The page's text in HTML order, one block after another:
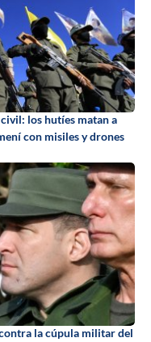
los hutíes matan a
con misiles y drones
la cúpula militar del